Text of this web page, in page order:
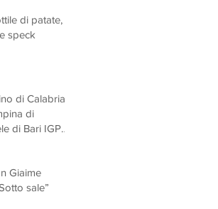
di patate,
speck
di Calabria
di
di Bari IGP
Giaime
sale”